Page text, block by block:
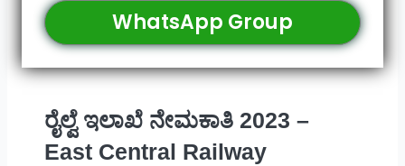
WhatsApp Group
ರೈಲ್ವೆ ಇಲಾಖೆ ನೇಮಕಾತಿ 2023 –
East Central Railway